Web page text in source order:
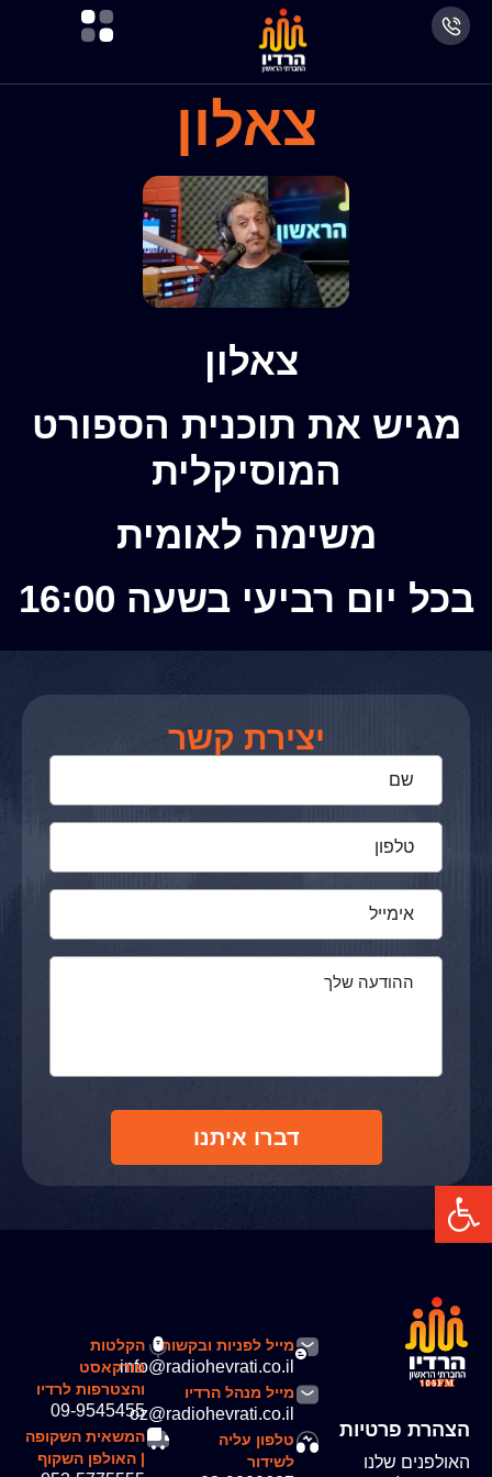
פתח סרגל נגישות
צאלון
צאלון
מגיש את תוכנית הספורט
המוסיקלית
משימה לאומית
בכל יום רביעי בשעה 16:00
יצירת קשר
דברו איתנו
הצהרת פרטיות
האולפנים שלנו
info@radiohevrati.co.il
מייל לפניות ובקשות
oz@radiohevrati.co.il
מייל מנהל הרדיו
טלפון עליה
לשידור
09-9545455
הקלטות
פודקאסט
והצטרפות לרדיו
המשאית השקופה
| האולפן השקוף